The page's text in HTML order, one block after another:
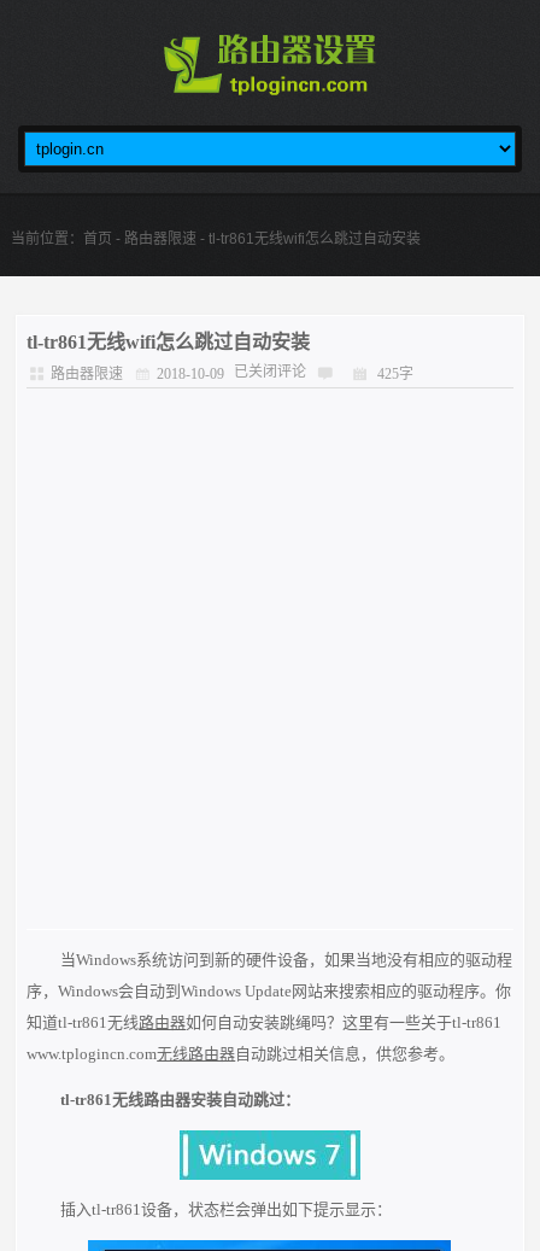
当前位置： 首页 - 路由器限速 - tl-tr861无线wifi怎么跳过自动安装
tl-tr861无线wifi怎么跳过自动安装
路由器限速 2018-10-09 已关闭评论 425字
当Windows系统访问到新的硬件设备，如果当地没有相应的驱动程
序，Windows会自动到Windows Update网站来搜索相应的驱动程序。你
知道tl-tr861无线路由器如何自动安装跳绳吗？这里有一些关于tl-tr861
www.tplogincn.com无线路由器自动跳过相关信息，供您参考。
tl-tr861无线路由器安装自动跳过：
插入tl-tr861设备，状态栏会弹出如下提示显示：